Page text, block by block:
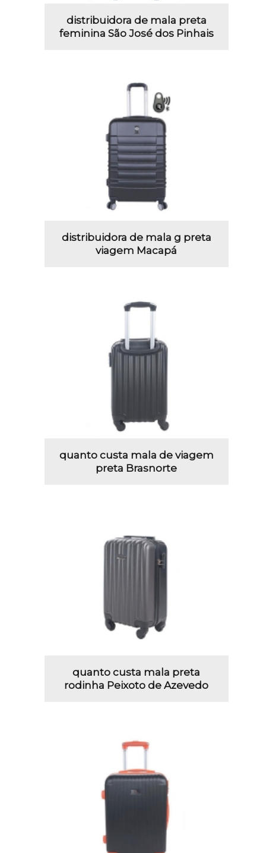
distribuidora de mala preta
feminina São José dos Pinhais
distribuidora de mala g preta
viagem Macapá
quanto custa mala de viagem
preta Brasnorte
quanto custa mala preta
rodinha Peixoto de Azevedo